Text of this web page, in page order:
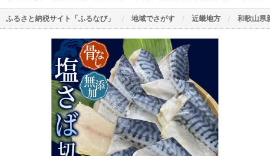
ふるさと納税サイト「ふるなび」 地域でさがす 近畿地方 和歌山県